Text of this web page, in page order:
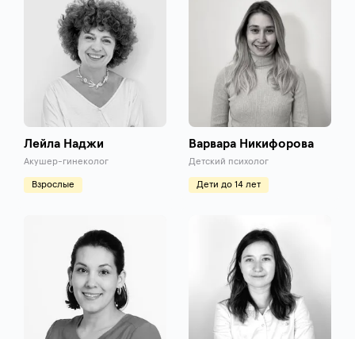
Лейла Наджи
Акушер-гинеколог
Взрослые
Варвара Никифорова
Детский психолог
Дети до 14 лет